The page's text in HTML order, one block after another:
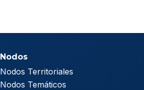
Nodos
Nodos Territoriales
Nodos Temáticos